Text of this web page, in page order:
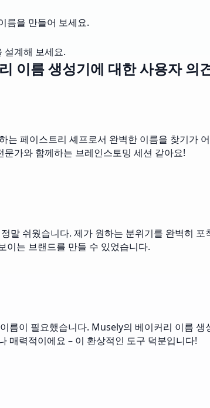
름을 만들어 보세요.
설계해 보세요.
이름 생성기에 대한 사용자 의
페이스트리 셰프로서 완벽한 이름을 찾기가
가와 함께하는 브레인스토밍 세션 같아요!
쉬웠습니다. 제가 원하는 분위기를 완벽히
이는 브랜드를 만들 수 있었습니다.
이 필요했습니다. Musely의 베이커리 이름
매력적이에요 – 이 환상적인 도구 덕분입니다!